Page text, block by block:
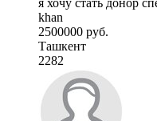
khan
2500000 руб.
Ташкент
2282